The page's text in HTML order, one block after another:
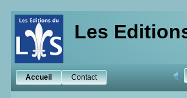
Les
Accueil Contact